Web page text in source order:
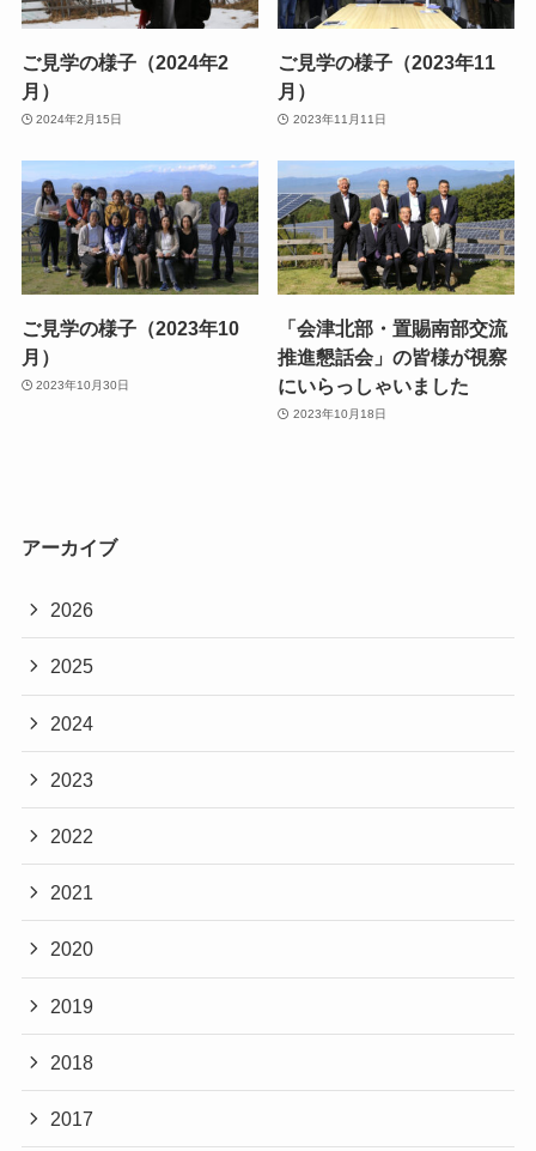
ご見学の様子（2024年2
月）
2024年2月15日
ご見学の様子（2023年11
月）
2023年11月11日
ご見学の様子（2023年10
月）
2023年10月30日
「会津北部・置賜南部交流
推進懇話会」の皆様が視察
にいらっしゃいました
2023年10月18日
アーカイブ
2026
2025
2024
2023
2022
2021
2020
2019
2018
2017